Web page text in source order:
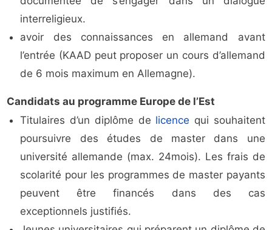
interreligieux.
avoir des connaissances en allemand avant
l’entrée (KAAD peut proposer un cours d’allemand
de 6 mois maximum en Allemagne).
Candidats au programme Europe de l’Est
Titulaires d’un diplôme de licence qui souhaitent
poursuivre des études de master dans une
université allemande (max. 24mois). Les frais de
scolarité pour les programmes de master payants
peuvent être financés dans des cas
exceptionnels justifiés.